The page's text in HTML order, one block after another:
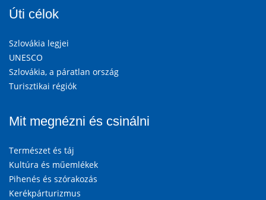
Úti célok
Szlovákia legjei
UNESCO
Szlovákia, a páratlan ország
Turisztikai régiók
Mit megnézni és csinálni
Természet és táj
Kultúra és műemlékek
Pihenés és szórakozás
Kerékpárturizmus